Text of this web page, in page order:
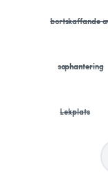
bortskaffande
sophantering
Lekplats